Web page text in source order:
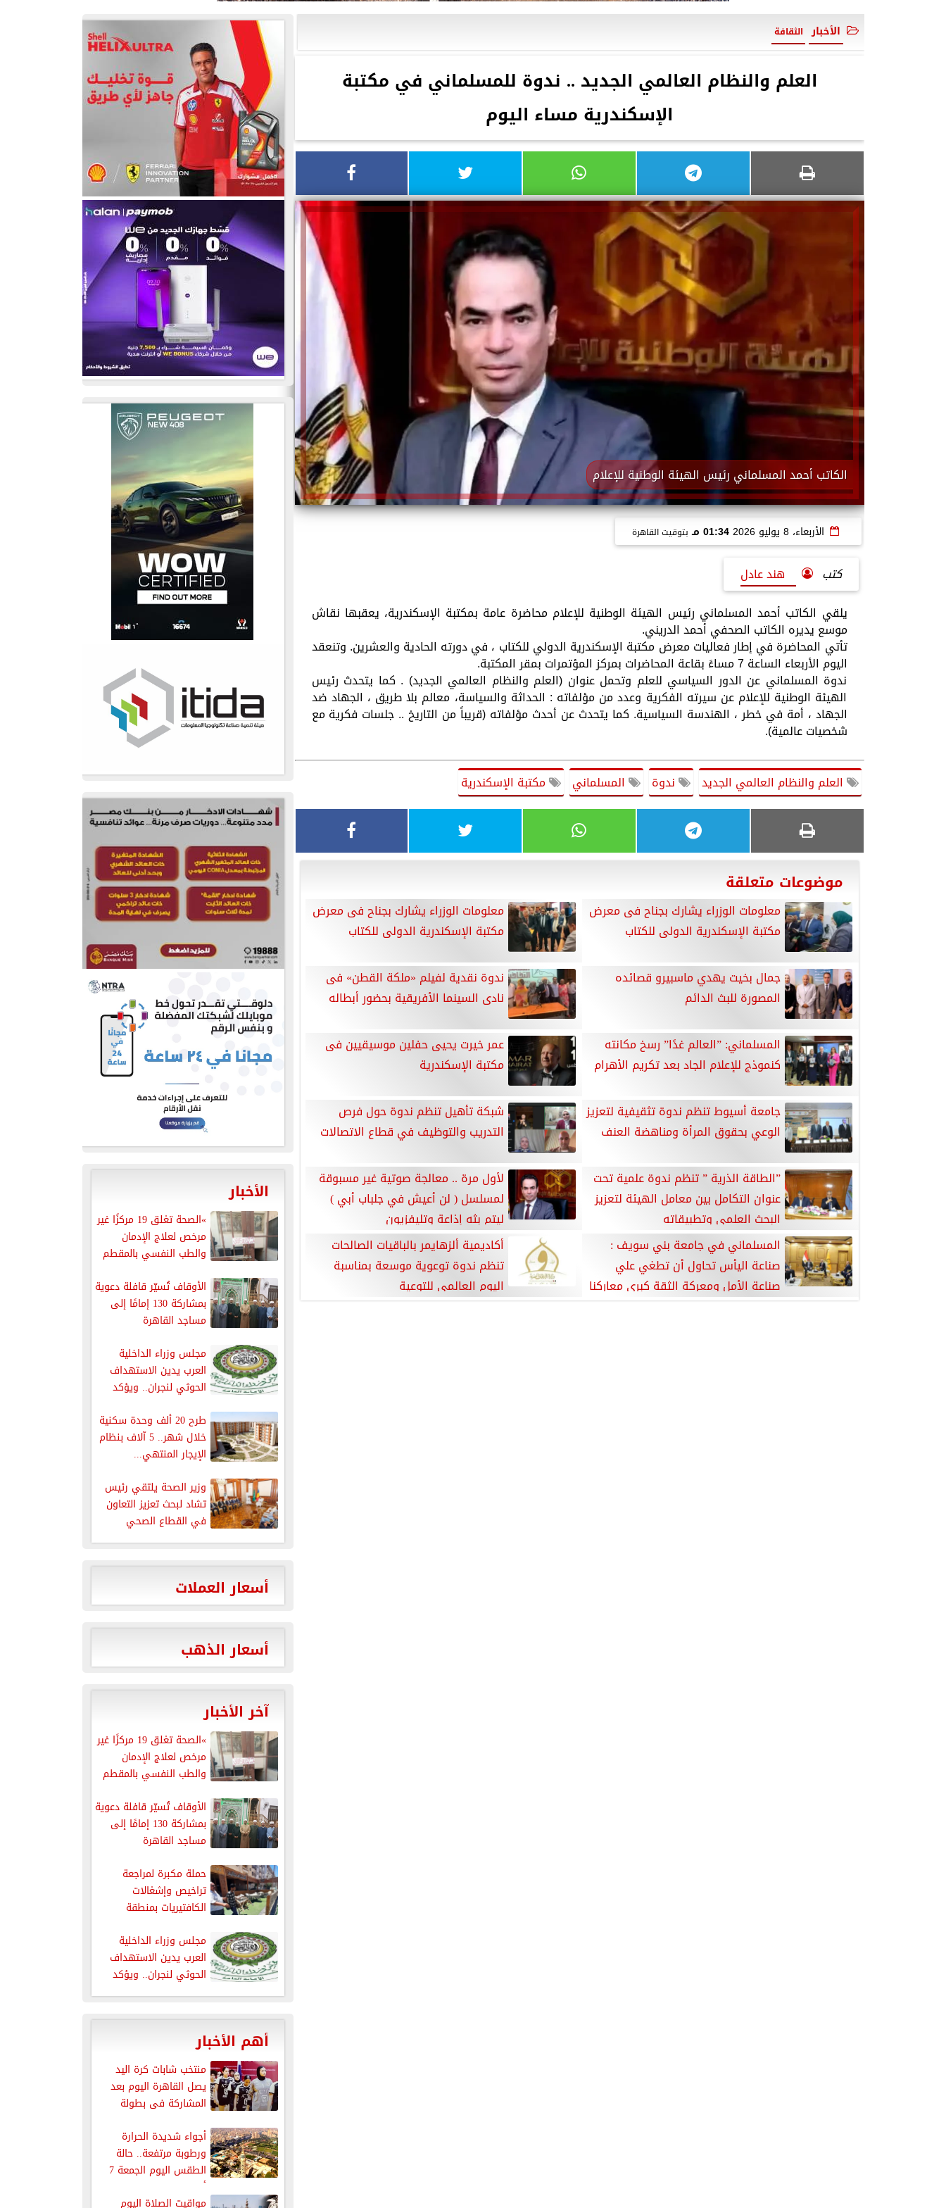
الأخبار الثقافة
العلم والنظام العالمي الجديد .. ندوة للمسلماني في مكتبة
الإسكندرية مساء اليوم
الكاتب أحمد المسلماني رئيس الهيئة الوطنية للإعلام
الأربعاء، 8 يوليو 2026 01:34 مـ بتوقيت القاهرة
كتب
هند عادل
يلقي الكاتب أحمد المسلماني رئيس الهيئة الوطنية للإعلام محاضرة عامة بمكتبة الإسكندرية، يعقبها نقاش
موسع يديره الكاتب الصحفي أحمد الدريني.
تأتي المحاضرة في إطار فعاليات معرض مكتبة الإسكندرية الدولي للكتاب ، في دورته الحادية والعشرين. وتنعقد
اليوم الأربعاء الساعة 7 مساءً بقاعة المحاضرات بمركز المؤتمرات بمقر المكتبة.
ندوة المسلماني عن الدور السياسي للعلم وتحمل عنوان (العلم والنظام العالمي الجديد) . كما يتحدث رئيس
الهيئة الوطنية للإعلام عن سيرته الفكرية وعدد من مؤلفاته : الحداثة والسياسة، معالم بلا طريق ، الجهاد ضد
الجهاد ، أمة في خطر ، الهندسة السياسية. كما يتحدث عن أحدث مؤلفاته (قريباً من التاريخ .. جلسات فكرية مع
شخصيات عالمية).
العلم والنظام العالمي الجديد ندوة المسلماني مكتبة الإسكندرية
موضوعات متعلقة
معلومات الوزراء يشارك بجناح فى معرض
مكتبة الإسكندرية الدولى للكتاب
معلومات الوزراء يشارك بجناح فى معرض
مكتبة الإسكندرية الدولى للكتاب
جمال بخيت يهدي ماسبيرو قصائده
المصورة للبث الدائم
ندوة نقدية لفيلم «ملكة القطن» فى
نادى السينما الأفريقية بحضور أبطاله
المسلماني: ”العالم غدًا” رسخ مكانته
كنموذج للإعلام الجاد بعد تكريم الأهرام
عمر خيرت يحيى حفلين موسيقيين فى
مكتبة الإسكندرية
جامعة أسيوط تنظم ندوة تثقيفية لتعزيز
الوعي بحقوق المرأة ومناهضة العنف
شبكة تأهيل تنظم ندوة حول فرص
التدريب والتوظيف في قطاع الاتصالات
”الطاقة الذرية ” تنظم ندوة علمية تحت
عنوان التكامل بين معامل الهيئة لتعزيز
البحث العلمي وتطبيقاته
لأول مرة .. معالجة صوتية غير مسبوقة
لمسلسل ( لن أعيش في جلباب أبي )
ليتم بثه إذاعة وتليفزيون
المسلماني في جامعة بني سويف :
صناعة اليأس تحاول أن تطغي علي
صناعة الأمل ومعركة الثقة كبري معاركنا
أكاديمية ألزهايمر بالباقيات الصالحات
تنظم ندوة توعوية موسعة بمناسبة
اليوم العالمي للتوعية
الأخبار
»الصحة تغلق 19 مركزًا غير
مرخص لعلاج الإدمان
والطب النفسي بالمقطم
الأوقاف تُسيّر قافلة دعوية
بمشاركة 130 إمامًا إلى
مساجد القاهرة
مجلس وزراء الداخلية
العرب يدين الاستهداف
الحوثي لنجران.. ويؤكد
طرح 20 ألف وحدة سكنية
خلال شهر.. 5 آلاف بنظام
الإيجار المنتهي...
وزير الصحة يلتقي رئيس
تشاد لبحث تعزيز التعاون
في القطاع الصحي
أسعار العملات
أسعار الذهب
آخر الأخبار
»الصحة تغلق 19 مركزًا غير
مرخص لعلاج الإدمان
والطب النفسي بالمقطم
الأوقاف تُسيّر قافلة دعوية
بمشاركة 130 إمامًا إلى
مساجد القاهرة
حملة مكبرة لمراجعة
تراخيص وإشغالات
الكافتيريات بمنطقة
مجلس وزراء الداخلية
العرب يدين الاستهداف
الحوثي لنجران.. ويؤكد
دعمه الكامل للسعودية...
أهم الأخبار
منتخب شابات كرة اليد
يصل القاهرة اليوم بعد
المشاركة فى بطولة
أجواء شديدة الحرارة
ورطوبة مرتفعة.. حالة
الطقس اليوم الجمعة 7
أغسطس 2026
مواقيت الصلاة اليوم